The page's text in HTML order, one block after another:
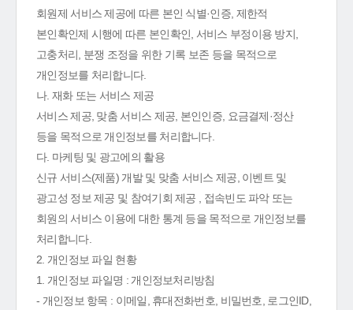
회원제 서비스 제공에 따른 본인 식별·인증, 제한적
본인확인제 시행에 따른 본인확인, 서비스 부정이용 방지,
고충처리, 분쟁 조정을 위한 기록 보존 등을 목적으로
개인정보를 처리합니다.
나. 재화 또는 서비스 제공
서비스 제공, 맞춤 서비스 제공, 본인인증, 요금결제·정산
등을 목적으로 개인정보를 처리합니다.
다. 마케팅 및 광고에의 활용
신규 서비스(제품) 개발 및 맞춤 서비스 제공, 이벤트 및
광고성 정보 제공 및 참여기회 제공 , 접속빈도 파악 또는
회원의 서비스 이용에 대한 통계 등을 목적으로 개인정보를
처리합니다.
2. 개인정보 파일 현황
1. 개인정보 파일명 : 개인정보처리방침
- 개인정보 항목 : 이메일, 휴대전화번호, 비밀번호, 로그인ID,